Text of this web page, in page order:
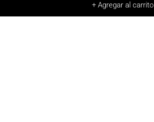
+ Agregar al carrito